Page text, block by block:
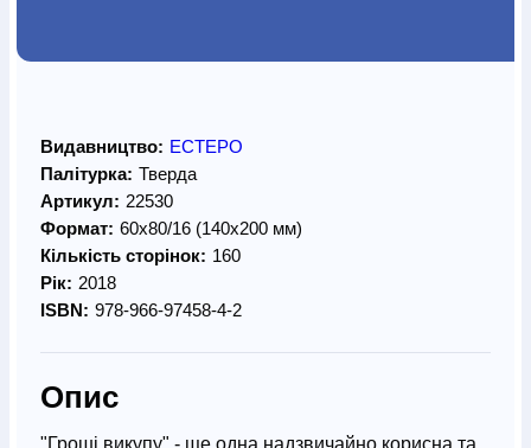
Видавництво: ЕСТЕРО
Палітурка: Тверда
Артикул: 22530
Формат: 60х80/16 (140х200 мм)
Кількість сторінок: 160
Рік: 2018
ISBN: 978-966-97458-4-2
Опис
"Гроші викупу" - ще одна надзвичайно корисна та